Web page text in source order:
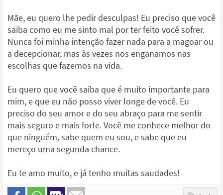
Mãe, eu quero lhe pedir desculpas! Eu preciso que você
saiba como eu me sinto mal por ter feito você sofrer.
Nunca foi minha intenção fazer nada para a magoar ou
a decepcionar, mas às vezes nos enganamos nas
escolhas que fazemos na vida.
Eu quero que você saiba que é muito importante para
mim, e que eu não posso viver longe de você. Eu
preciso do seu amor e do seu abraço para me sentir
mais seguro e mais forte. Você me conhece melhor do
que ninguém, sabe quem eu sou, e sabe que eu
mereço uma segunda chance.
Eu te amo muito, e já tenho muitas saudades!